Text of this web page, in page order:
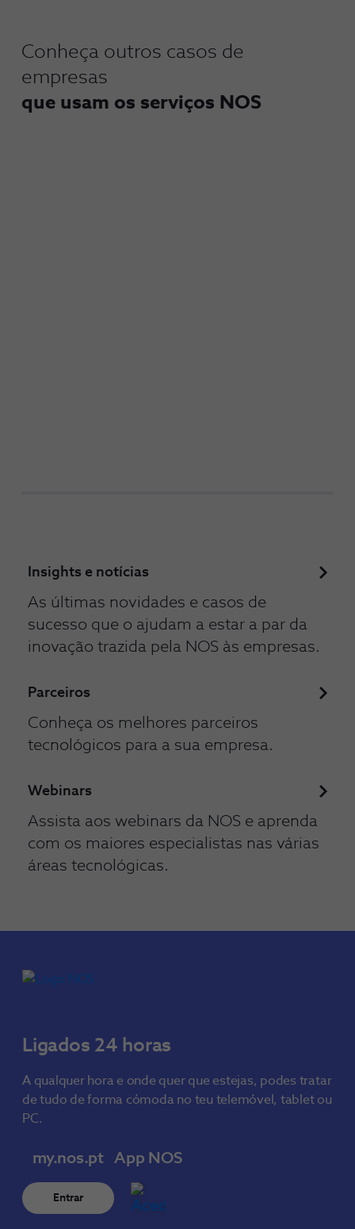
Conheça outros casos de
empresas
que usam os serviços NOS
Insights e notícias
As últimas novidades e casos de
sucesso que o ajudam a estar a par da
inovação trazida pela NOS às empresas.
Parceiros
Conheça os melhores parceiros
tecnológicos para a sua empresa.
Webinars
Assista aos webinars da NOS e aprenda
com os maiores especialistas nas várias
áreas tecnológicas.
Ligados 24 horas
A qualquer hora e onde quer que estejas, podes tratar
de tudo de forma cómoda no teu telemóvel, tablet ou
PC.
my.nos.pt
Entrar
App NOS